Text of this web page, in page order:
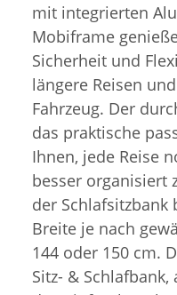
mit integrierten
Mobiframe
Sicherheit und
längere Reisen
Fahrzeug. Der
das praktische
Ihnen, jede Reise
besser organisiert
der Schlafsitzbank
Breite je nach
144 oder 150 cm.
Sitz- &